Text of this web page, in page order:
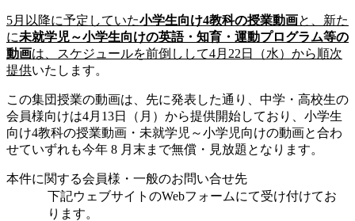
5月以降に予定していた小学生向け4教科の授業動画と、新た
に未就学児～小学生向けの英語・知育・運動プログラム等の
動画は、スケジュールを前倒しして4月22日（水）から順次
提供いたします。
この集団授業の動画は、先に発表した通り、中学・高校生の
会員様向けは4月13日（月）から提供開始しており、小学生
向け4教科の授業動画・未就学児～小学児向けの動画と合わ
せていずれも今年 8 月末まで無償・見放題となります。
本件に関する会員様・一般のお問い合せ先
下記ウェブサイトのWebフォームにて受け付けてお
ります。